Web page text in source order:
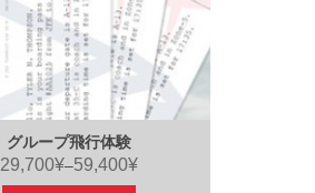
グループ飛行体験
29,700¥–59,400¥